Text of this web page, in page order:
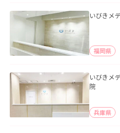
いびきメ
福岡県
いびきメ
院
兵庫県